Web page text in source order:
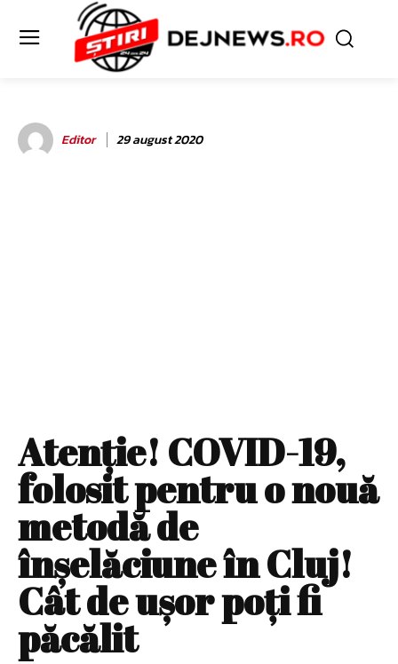
Editor 29 august 2020
Atenție! COVID-19,
folosit pentru o nouă
metodă de
înșelăciune în Cluj!
Cât de ușor poți fi
păcălit